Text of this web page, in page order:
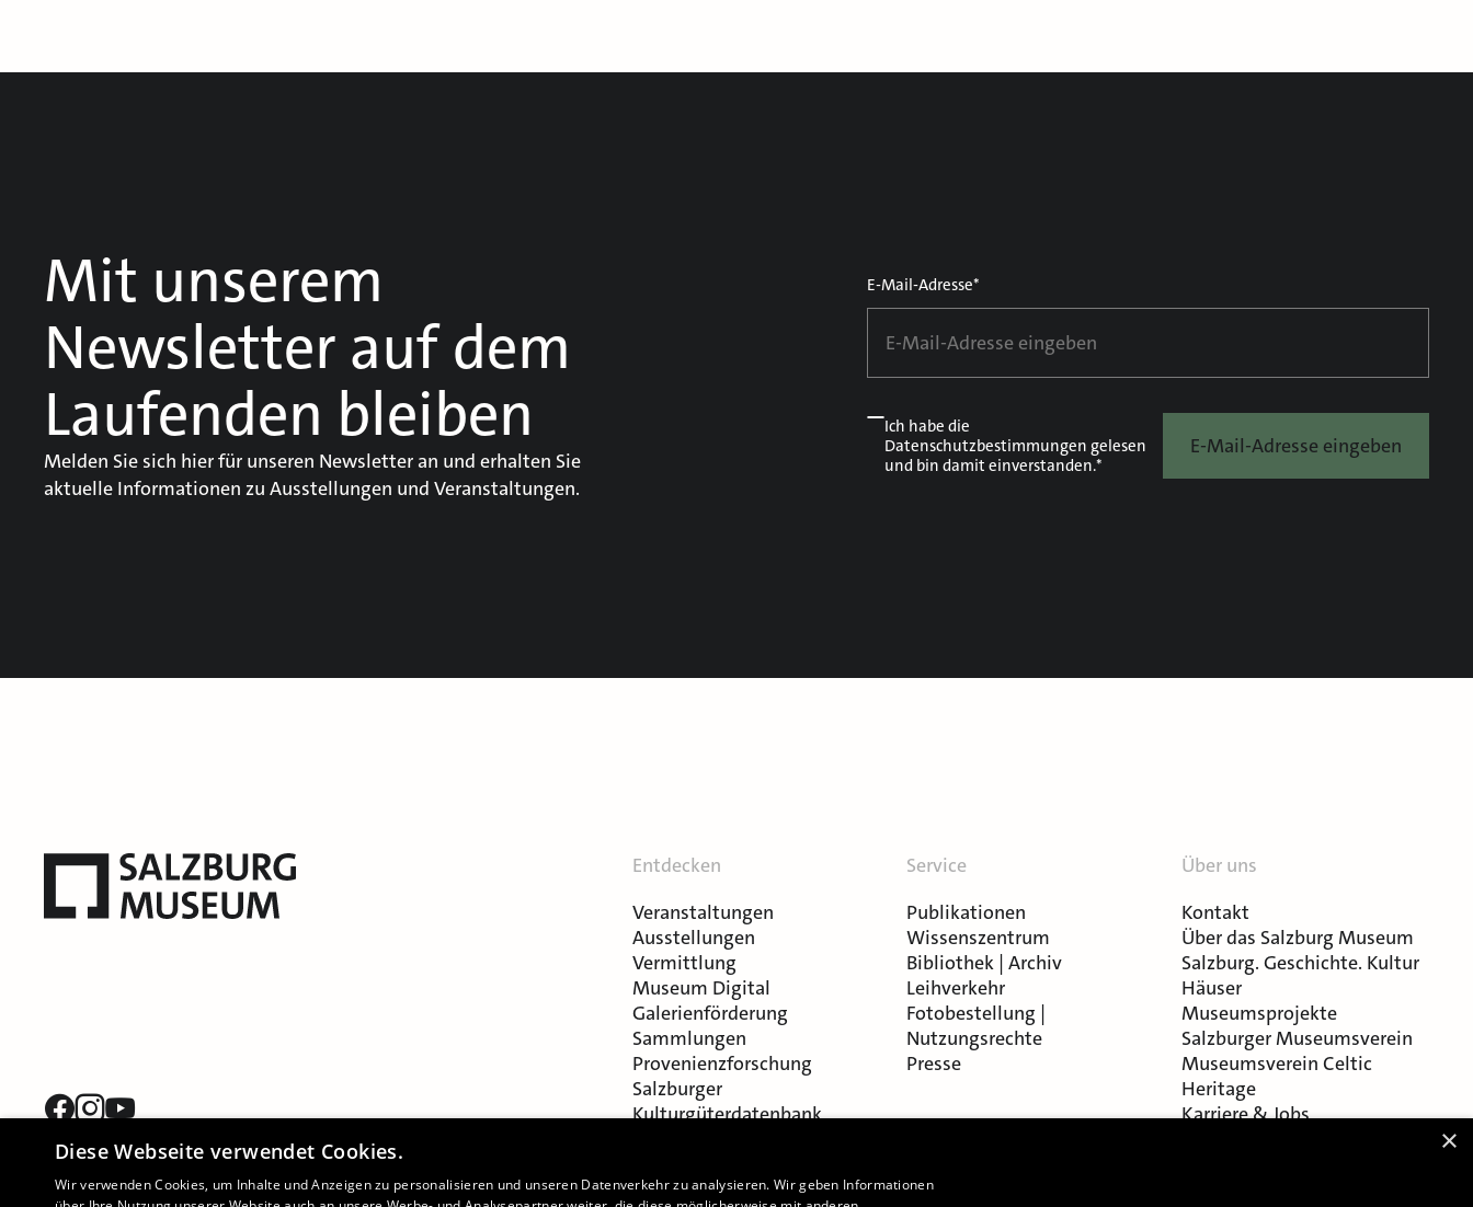
Mit unserem
Newsletter auf dem
Laufenden bleiben
Melden Sie sich hier für unseren Newsletter an und erhalten Sie
aktuelle Informationen zu Ausstellungen und Veranstaltungen.
E-Mail-Adresse*
Ich habe die
Datenschutzbestimmungen gelesen
und bin damit einverstanden.*
E-Mail-Adresse eingeben
Entdecken
Veranstaltungen
Ausstellungen
Vermittlung
Museum Digital
Galerienförderung
Sammlungen
Provenienzforschung
Salzburger
Kulturgüterdatenbank
Service
Publikationen
Wissenszentrum
Bibliothek | Archiv
Leihverkehr
Fotobestellung |
Nutzungsrechte
Presse
Über uns
Kontakt
Über das Salzburg Museum
Salzburg. Geschichte. Kultur
Häuser
Museumsprojekte
Salzburger Museumsverein
Museumsverein Celtic
Heritage
Karriere & Jobs
×
Diese Webseite verwendet Cookies.
Wir verwenden Cookies, um Inhalte und Anzeigen zu personalisieren und unseren Datenverkehr zu analysieren. Wir geben Informationen